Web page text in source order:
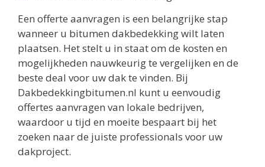
Een offerte aanvragen is een belangrijke stap
wanneer u bitumen dakbedekking wilt laten
plaatsen. Het stelt u in staat om de kosten en
mogelijkheden nauwkeurig te vergelijken en de
beste deal voor uw dak te vinden. Bij
Dakbedekkingbitumen.nl kunt u eenvoudig
offertes aanvragen van lokale bedrijven,
waardoor u tijd en moeite bespaart bij het
zoeken naar de juiste professionals voor uw
dakproject.